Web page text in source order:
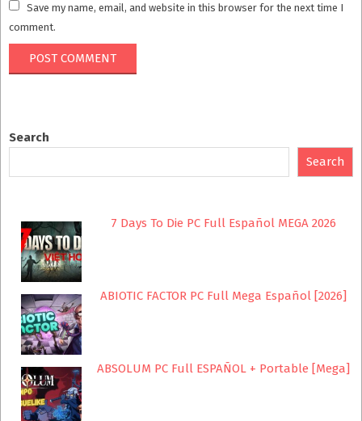
Save my name, email, and website in this browser for the next time I
comment.
Search
Search
7 Days To Die PC Full Español MEGA 2026
ABIOTIC FACTOR PC Full Mega Español [2026]
ABSOLUM PC Full ESPAÑOL + Portable [Mega]